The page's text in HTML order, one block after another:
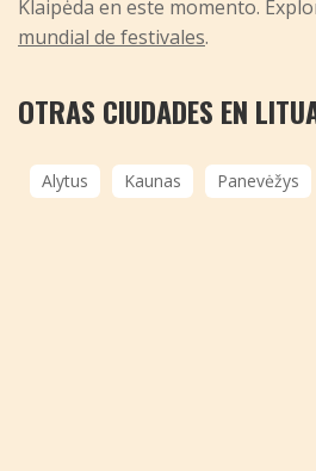
Klaipėda en este momento.
mundial de festivales.
OTRAS CIUDADES EN
Alytus Kaunas Panevėžys